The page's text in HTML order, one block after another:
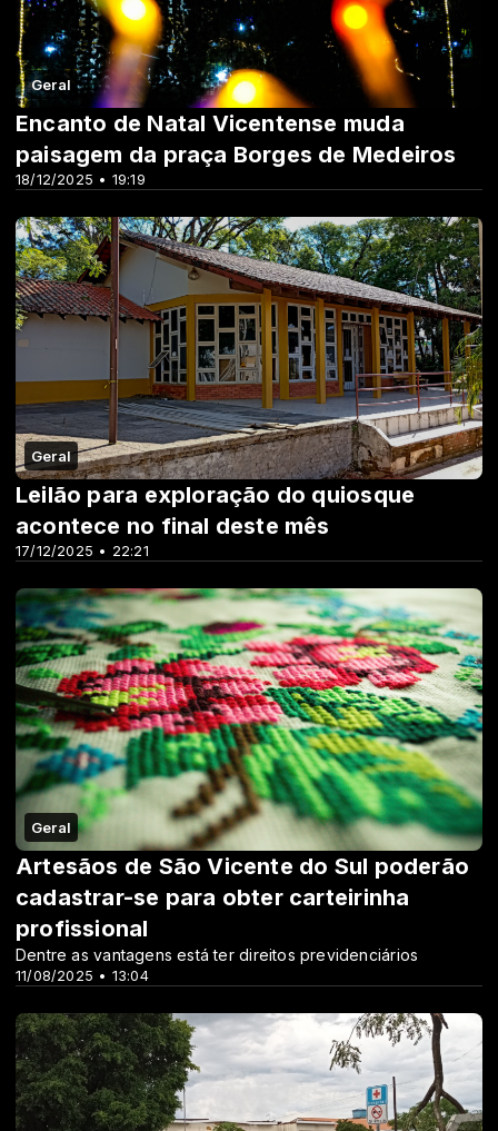
Geral
18/12/2025 • 19:19
Encanto de Natal Vicentense muda
paisagem da praça Borges de Medeiros
Geral
17/12/2025 • 22:21
Leilão para exploração do quiosque
acontece no final deste mês
Geral
11/08/2025 • 13:04
Artesãos de São Vicente do Sul poderão
cadastrar-se para obter carteirinha
profissional
Dentre as vantagens está ter direitos previdenciários